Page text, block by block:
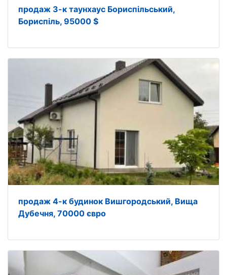
продаж 3-к таунхаус Бориспільський,
Бориспіль, 95000 $
продаж 4-к будинок Вишгородський, Вища
Дубечня, 70000 євро